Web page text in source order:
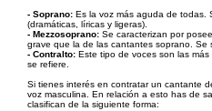
- Soprano: Es la voz más aguda de todas.
(dramáticas, líricas y ligeras).
- Mezzosoprano: Se caracterizan por
grave que la de las cantantes soprano. Se
- Contralto: Este tipo de voces son las
se refiere.
Si tienes interés en contratar un cantante
voz masculina. En relación a esto has de
clasifican de la siguiente forma: